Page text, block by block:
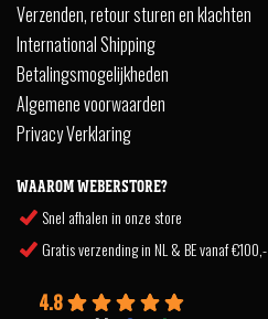
Verzenden, retour sturen en klachten
International Shipping
Betalingsmogelijkheden
Algemene voorwaarden
Privacy Verklaring
WAAROM WEBERSTORE?
Snel afhalen in onze store
Gratis verzending in NL & BE vanaf €100,-
4.8